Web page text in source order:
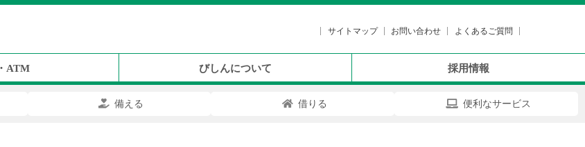
サイトマップ お問い合わせ よくあるご質問
備える 借りる 便利なサービス
ATM びしんについて 採用情報